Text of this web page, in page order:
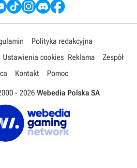
Polityka redakcyjna
Ustawienia cookies Reklama
Zespół
Kontakt Pomoc
- 2026 Webedia Polska SA